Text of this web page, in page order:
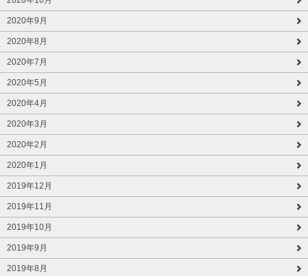
2020年9月
2020年8月
2020年7月
2020年5月
2020年4月
2020年3月
2020年2月
2020年1月
2019年12月
2019年11月
2019年10月
2019年9月
2019年8月